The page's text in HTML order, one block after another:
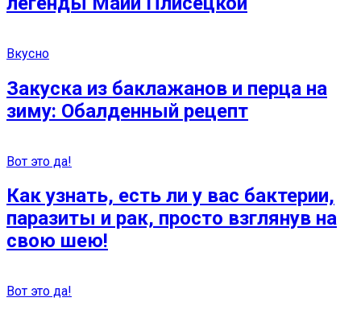
Вкусно
Закуска из баклажанов и перца на
зиму: Обалденный рецепт
Вот это да!
Как узнать, есть ли у вас бактерии,
паразиты и рак, просто взглянув на
свою шею!
Вот это да!